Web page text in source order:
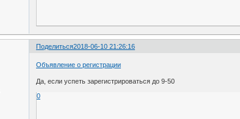
Поделиться2018-06-10 21:26:16
Объявление о регистрации
Да, если успеть зарегистрироваться до 9-50
0